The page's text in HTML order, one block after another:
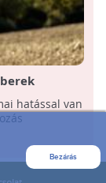
Bezárás
hatással van